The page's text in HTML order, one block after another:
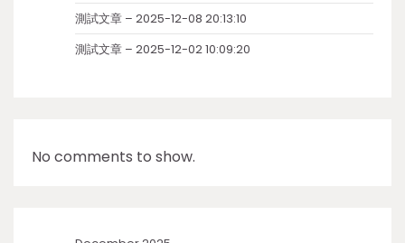
測試文章 – 2025-12-08 20:13:10
測試文章 – 2025-12-02 10:09:20
No comments to show.